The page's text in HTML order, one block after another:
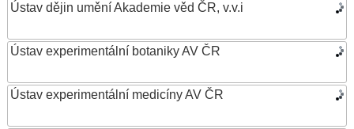
Ústav dějin umění Akademie věd ČR, v.v.i
Ústav experimentální botaniky AV ČR
Ústav experimentální medicíny AV ČR